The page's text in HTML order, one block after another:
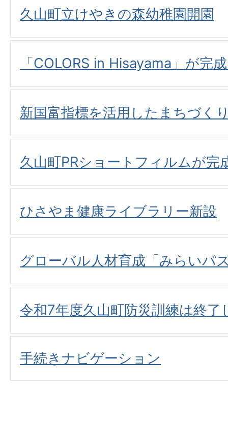
久山町立けやきの森幼稚園開園
「COLORS in Hisayama」が完
新国富指標を活用したまちづく
久山町PRショートフィルムが完
ひさやま健康ライブラリー新設
グローバル人材育成「みらいパ
令和7年度久山町防災訓練は終了
手続きナビゲーション